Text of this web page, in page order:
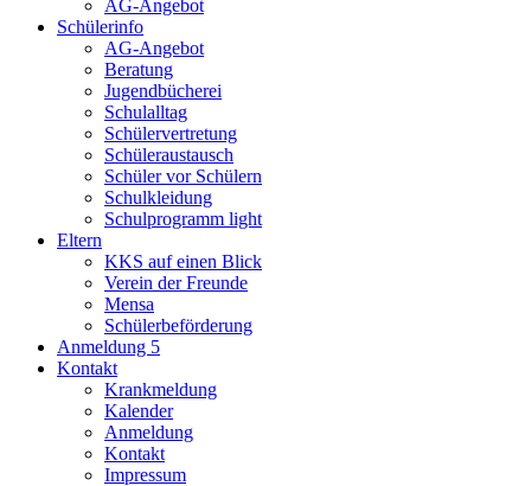
AG-Angebot
Schülerinfo
AG-Angebot
Beratung
Jugendbücherei
Schulalltag
Schülervertretung
Schüleraustausch
Schüler vor Schülern
Schulkleidung
Schulprogramm light
Eltern
KKS auf einen Blick
Verein der Freunde
Mensa
Schülerbeförderung
Anmeldung 5
Kontakt
Krankmeldung
Kalender
Anmeldung
Kontakt
Impressum